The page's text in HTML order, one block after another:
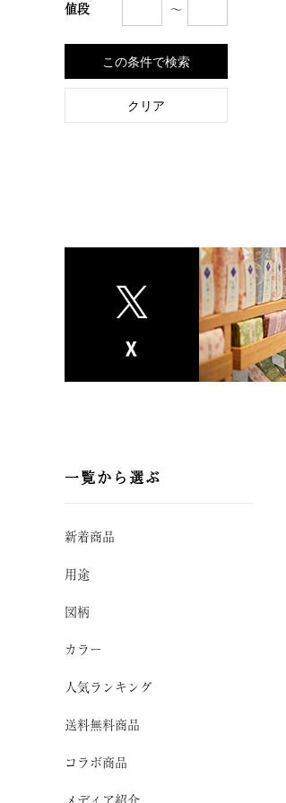
値段 〜
この条件で検索
クリア
一覧から選ぶ
新着商品
用途
図柄
カラー
人気ランキング
送料無料商品
コラボ商品